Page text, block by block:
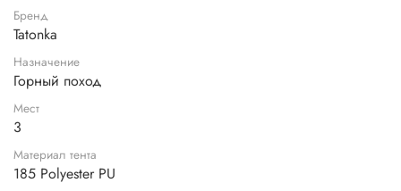
Бренд
Tatonka
Назначение
Горный поход
Мест
3
Материал тента
185 Polyester PU